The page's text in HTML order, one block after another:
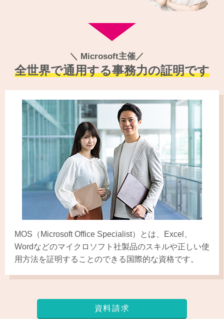
Microsoft主催
全世界で通用する事務力の証明です
MOS（Microsoft Office Specialist）とは、Excel、
Wordなどのマイクロソフト社製品のスキルや正しい使
用方法を証明することのできる国際的な資格です。
資料請求